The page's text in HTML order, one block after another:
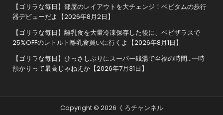
【ゴリラな毎日】部屋のレイアウトを大チェンジ！ベビタムの歩行
器デビューだよ【2026年8月2日】
【ゴリラな毎日】離乳食を大量冷凍保存した後に、ベビザラスで
25%OFFのレトルト離乳食買いに行くよ【2026年8月1日】
【ゴリラな毎日】ひっさしぶりにスーパー銭湯で至福の時間…一時
預かりって最高じゃねえか【2026年7月31日】
Copyright © 2026 くろチャンネル